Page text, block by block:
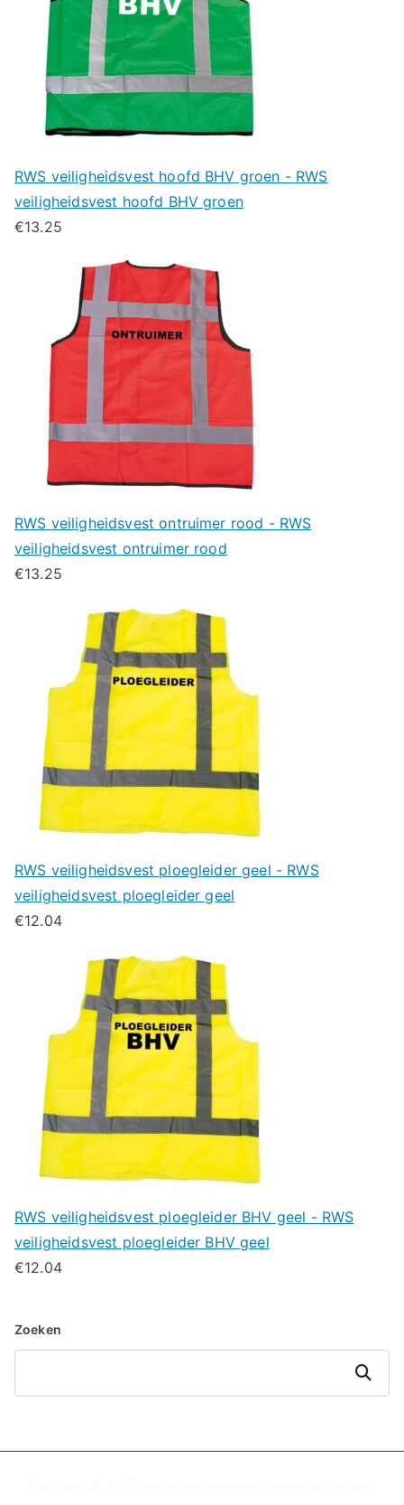
RWS veiligheidsvest hoofd BHV groen - RWS
veiligheidsvest hoofd BHV groen
€13.25
RWS veiligheidsvest ontruimer rood - RWS
veiligheidsvest ontruimer rood
€13.25
RWS veiligheidsvest ploegleider geel - RWS
veiligheidsvest ploegleider geel
€12.04
RWS veiligheidsvest ploegleider BHV geel - RWS
veiligheidsvest ploegleider BHV geel
€12.04
Zoeken
Zoeken